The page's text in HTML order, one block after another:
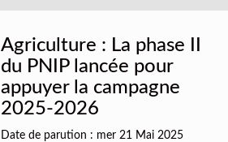
Agriculture : La phase II
du PNIP lancée pour
appuyer la campagne
2025-2026
Date de parution : mer 21 Mai 2025